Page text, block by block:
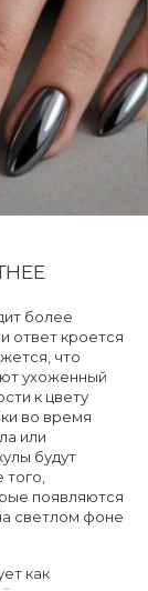
более
ответ кроется
что
ухоженный
к цвету
во время
или
будут
появляются
светлом фоне
как